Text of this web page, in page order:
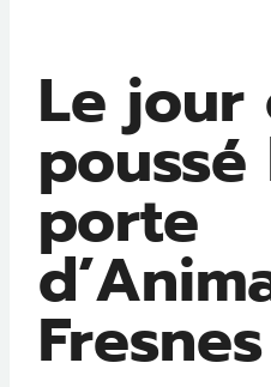
Le jour
poussé
porte
Fresnes